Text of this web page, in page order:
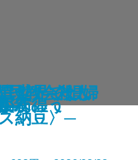
求めて
て知らな
─彷徨う
世界で娼婦
え！─そし
納豆〉─
者
民教会殺人